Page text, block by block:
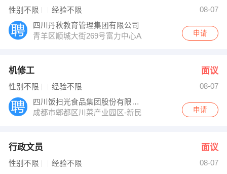
性别不限 经验不限
08-07
四川丹秋教育管理集团有限公司
青羊区顺城大街269号富力中心A座四楼
申请
机修工 面议
性别不限 经验不限
08-07
四川饭扫光食品集团股份有限公司
成都市郫都区川菜产业园区-新民工业区
申请
行政文员 面议
性别不限 经验不限
08-07